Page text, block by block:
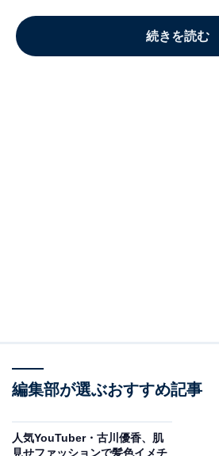
続きを読む
編集部が選ぶおすすめ記事
人気YouTuber・古川優香、肌
見せファッションで髪色イメチ